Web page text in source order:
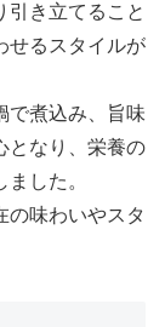
引き立てること
せるスタイルが
で煮込み、旨味
となり、栄養の
した。
の味わいやスタ